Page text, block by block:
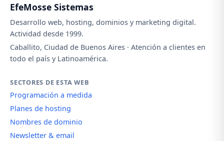
EfeMosse Sistemas
Desarrollo web, hosting, dominios y marketing digital.
Actividad desde 1999.
Caballito, Ciudad de Buenos Aires · Atención a clientes en
todo el país y Latinoamérica.
SECTORES DE ESTA WEB
Programación a medida
Planes de hosting
Nombres de dominio
Newsletter & email